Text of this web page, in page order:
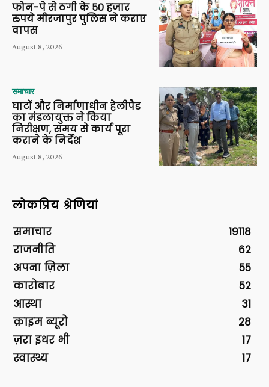
फोन-पे से ठगी के 50 हजार
रुपये मीरजापुर पुलिस ने कराए
वापस
August 8, 2026
समाचार
घाटों और निर्माणाधीन हेलीपैड
का मंडलायुक्त ने किया
निरीक्षण, समय से कार्य पूरा
कराने के निर्देश
August 8, 2026
लोकप्रिय श्रेणियां
समाचार
19118
राजनीति
62
अपना ज़िला
55
कारोबार
52
आस्था
31
क्राइम ब्यूरो
28
ज़रा इधर भी
17
स्वास्थ्य
17